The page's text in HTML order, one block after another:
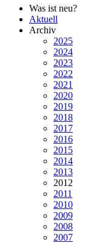
Was ist neu?
Aktuell
Archiv
2025
2024
2023
2022
2021
2020
2019
2018
2017
2016
2015
2014
2013
2012
2011
2010
2009
2008
2007